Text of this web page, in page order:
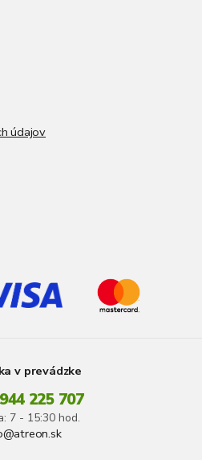
údajov
v prevádzke
225 707
7 - 15:30 hod.